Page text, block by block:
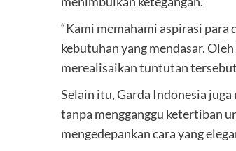
“Kami memahami aspirasi
kebutuhan yang mendasar.
merealisaikan tuntutan
Selain itu, Garda Indonesia
tanpa mengganggu ketertiban
mengedepankan cara yang